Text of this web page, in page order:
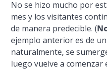
No se hizo mucho por
mes y los visitantes
de manera predecible. (
ejemplo anterior es de
naturalmente, se
luego vuelve a comenzar